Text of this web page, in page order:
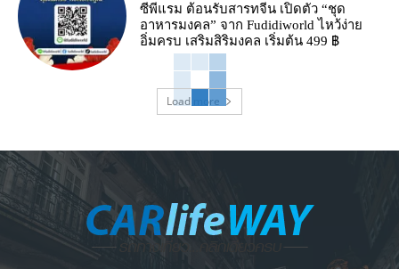
ซีพีแรม ต้อนรับสารทจีน เปิดตัว “ชุด
อาหารมงคล” จาก Fudidiworld ไหว้ง่าย
อิ่มครบ เสริมสิริมงคล เริ่มต้น 499 ฿
Load more